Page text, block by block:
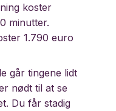
koster
minutter.
1.790 euro
går tingene lidt
nødt til at se
Du får stadig